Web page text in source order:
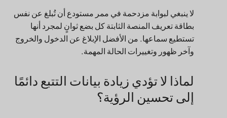
بطاقة تعريف المنصة الثابتة كل بضع ثوانٍ لمجرد أنها
تستطيع سماعها. من الأفضل الإبلاغ عن الدخول والخروج
وآخر ظهور وتغييرات الحالة المهمة.
إلى تحسين الرؤية؟